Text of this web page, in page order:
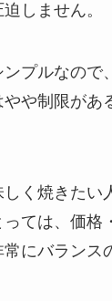
しません。
プルなので
や制限があ
く焼きたい
ては、価格
にバランス